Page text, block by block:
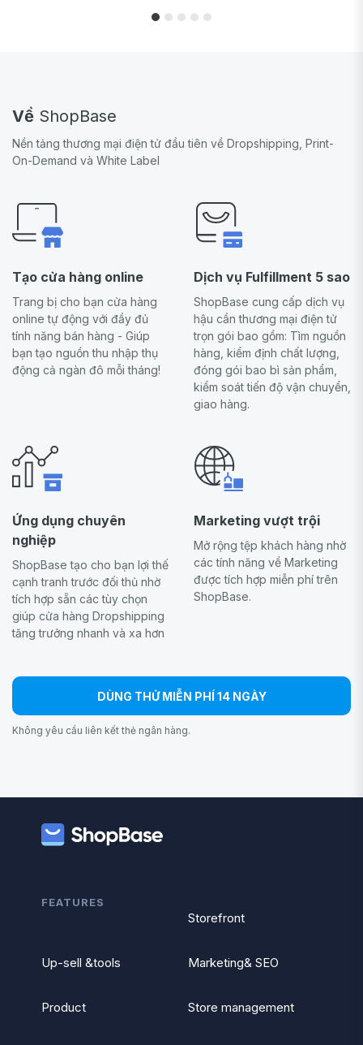
Về ShopBase
Nền tảng thương mại điện tử đầu tiên về Dropshipping, Print-
On-Demand và White Label
Tạo cửa hàng online
Trang bị cho bạn cửa hàng
online tự động với đầy đủ
tính năng bán hàng - Giúp
bạn tạo nguồn thu nhập thụ
động cả ngàn đô mỗi tháng!
Dịch vụ Fulfillment 5 sao
ShopBase cung cấp dịch vụ
hậu cần thương mại điện tử
trọn gói bao gồm: Tìm nguồn
hàng, kiểm định chất lượng,
đóng gói bao bì sản phẩm,
kiểm soát tiến độ vận chuyển,
giao hàng.
Ứng dụng chuyên
nghiệp
ShopBase tạo cho bạn lợi thế
cạnh tranh trước đối thủ nhờ
tích hợp sẵn các tùy chọn
giúp cửa hàng Dropshipping
tăng trưởng nhanh và xa hơn
Marketing vượt trội
Mở rộng tệp khách hàng nhờ
các tính năng về Marketing
được tích hợp miễn phí trên
ShopBase.
DÙNG THỬ MIỄN PHÍ 14 NGÀY
Không yêu cầu liên kết thẻ ngân hàng.
FEATURES
Storefront
Up-sell &tools Marketing& SEO
Product Store management